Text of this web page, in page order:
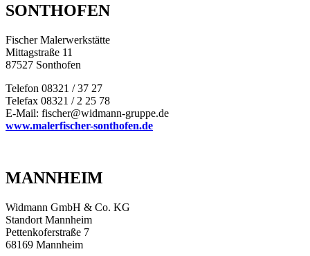
SONTHOFEN
Fischer Malerwerkstätte
Mittagstraße 11
87527 Sonthofen
Telefon 08321 / 37 27
Telefax 08321 / 2 25 78
E-Mail: fischer@widmann-gruppe.de
www.malerfischer-sonthofen.de
MANNHEIM
Widmann GmbH & Co. KG
Standort Mannheim
Pettenkoferstraße 7
68169 Mannheim